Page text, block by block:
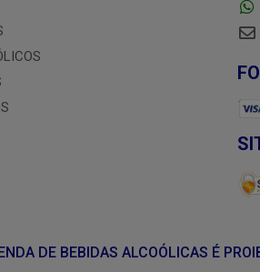
DE BEBIDAS ALCOÓLICAS É